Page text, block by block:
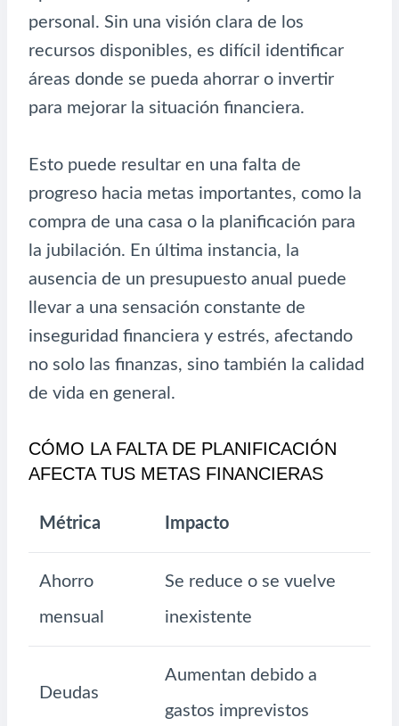
personal. Sin una visión clara de los
recursos disponibles, es difícil identificar
áreas donde se pueda ahorrar o invertir
para mejorar la situación financiera.
Esto puede resultar en una falta de
progreso hacia metas importantes, como la
compra de una casa o la planificación para
la jubilación. En última instancia, la
ausencia de un presupuesto anual puede
llevar a una sensación constante de
inseguridad financiera y estrés, afectando
no solo las finanzas, sino también la calidad
de vida en general.
CÓMO LA FALTA DE PLANIFICACIÓN
AFECTA TUS METAS FINANCIERAS
Métrica Impacto
Ahorro
mensual
Se reduce o se vuelve
inexistente
Deudas
Aumentan debido a
gastos imprevistos